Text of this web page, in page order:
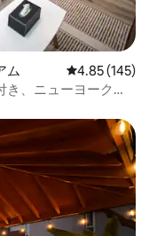
ム レビュー145
4.85 (145)
、ニューヨーク市